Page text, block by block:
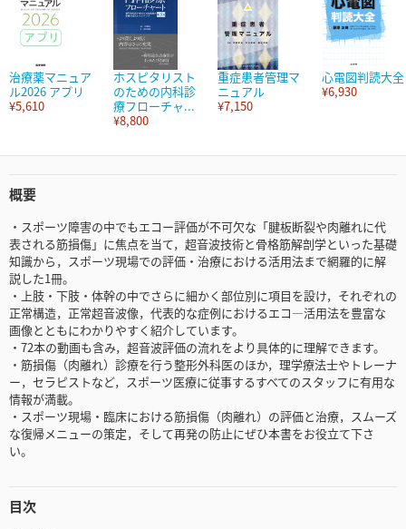
治療薬マニュア
ル2026 アプリ
¥5,610
ホスピタリスト
のための内科診
療フローチャ...
¥8,800
重症患者管理マ
ニュアル
¥7,150
心電図判読大全
¥6,930
概要
・スポーツ障害の中でもエコー評価が不可欠な「腱板断裂や肉離れに代
表される筋損傷」に焦点を当て，超音波技術と骨格筋解剖学といった基礎
知識から，スポーツ現場での評価・治療における活用法まで網羅的に解
説した1冊。
・上肢・下肢・体幹の中でさらに細かく部位別に項目を設け，それぞれの
正常構造，正常超音波像，代表的な症例におけるエコ―活用法を豊富な
画像とともにわかりやすく紹介しています。
・72本の動画も含み，超音波評価の流れをより具体的に理解できます。
・筋損傷（肉離れ）診療を行う整形外科医のほか，理学療法士やトレーナ
ー，セラピストなど，スポーツ医療に従事するすべてのスタッフに有用な
情報が満載。
・スポーツ現場・臨床における筋損傷（肉離れ）の評価と治療，スムーズ
な復帰メニューの策定，そして再発の防止にぜひ本書をお役立て下さ
い。
目次